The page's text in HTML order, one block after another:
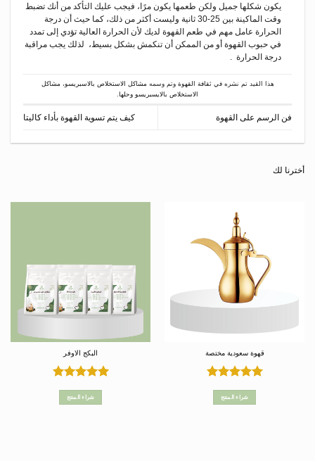
يكون شكلها جميل ولكن طعمها يكون مرًا، فيجب عليك التأكد من أنك تضبط
وقت الماكينة بين 25-30 ثانية وليست أكثر من ذلك، كما حيث أن درجة
الحرارة عامل مهم في طعم القهوة لديك لأن الحرارة العالية تؤدي إلى تمدد
في حبوب القهوة أو من الممكن أن تنكمش بشكل بسيط، لذلك يجب مراقبة
درجة الحرارة .
هذا القيد تم نشره فيثقافة القهوة وتم وسمه مشاكل الاستخلاص بالاسبريسو، مشاكل
الاستخلاص بالايسبريسو وحلها
فن الرسم على القهوة كيف يتم تسوية القهوة بأداء كاليتا
أخترنا لك
قهوة سعودية مختصة
تم التقييم
من 5
شراء المنتج
البكج الاوفر
تم التقييم
من 5
شراء المنتج